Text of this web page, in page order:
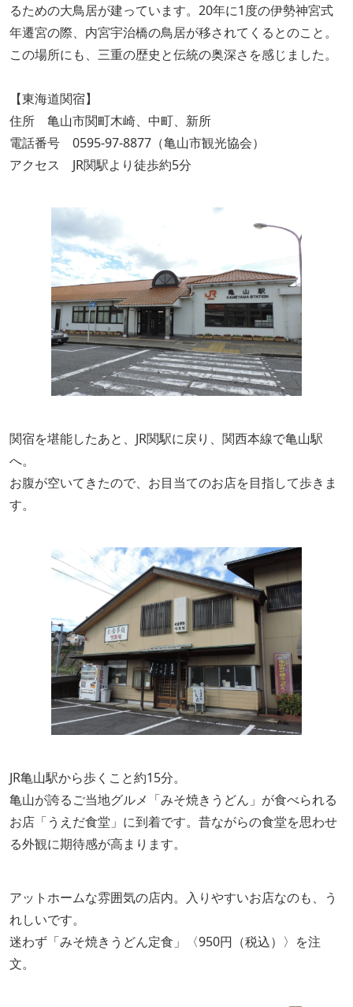
るための大鳥居が建っています。20年に1度の伊勢神宮式
年遷宮の際、内宮宇治橋の鳥居が移されてくるとのこと。
この場所にも、三重の歴史と伝統の奥深さを感じました。
【東海道関宿】
住所 亀山市関町木崎、中町、新所
電話番号 0595-97-8877（亀山市観光協会）
アクセス JR関駅より徒歩約5分
関宿を堪能したあと、JR関駅に戻り、関西本線で亀山駅
へ。
お腹が空いてきたので、お目当てのお店を目指して歩きま
す。
JR亀山駅から歩くこと約15分。
亀山が誇るご当地グルメ「みそ焼きうどん」が食べられる
お店「うえだ食堂」に到着です。昔ながらの食堂を思わせ
る外観に期待感が高まります。
アットホームな雰囲気の店内。入りやすいお店なのも、う
れしいです。
迷わず「みそ焼きうどん定食」〈950円（税込）〉を注
文。